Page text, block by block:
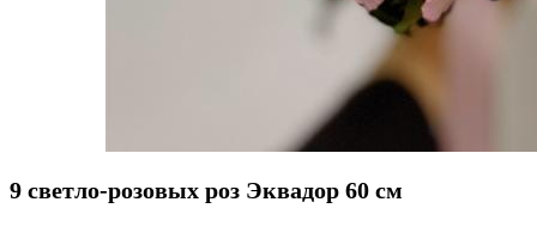
9 светло-розовых роз Эквадор 60 см